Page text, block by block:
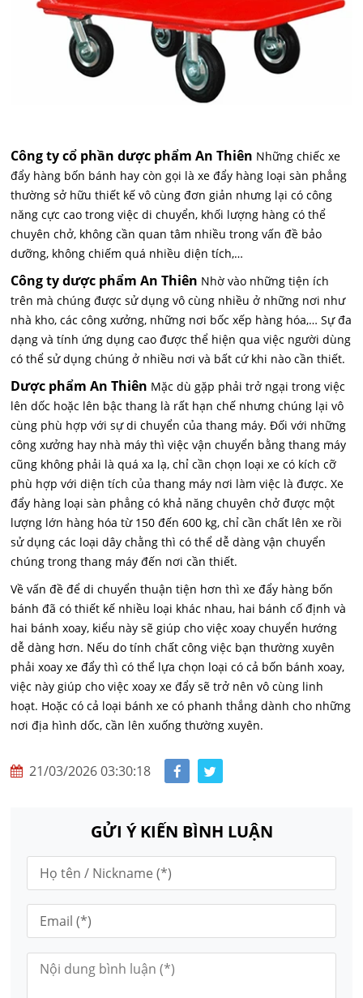
Công ty cổ phần dược phẩm An Thiên Những chiếc xe
đẩy hàng bốn bánh hay còn gọi là xe đẩy hàng loại sàn phẳng
thường sở hữu thiết kế vô cùng đơn giản nhưng lại có công
năng cực cao trong việc di chuyển, khối lượng hàng có thể
chuyên chở, không cần quan tâm nhiều trong vấn đề bảo
dưỡng, không chiếm quá nhiều diện tích,…
Công ty dược phẩm An Thiên Nhờ vào những tiện ích
trên mà chúng được sử dụng vô cùng nhiều ở những nơi như
nhà kho, các công xưởng, những nơi bốc xếp hàng hóa,… Sự đa
dạng và tính ứng dụng cao được thể hiện qua việc người dùng
có thể sử dụng chúng ở nhiều nơi và bất cứ khi nào cần thiết.
Dược phẩm An Thiên Mặc dù gặp phải trở ngại trong việc
lên dốc hoặc lên bậc thang là rất hạn chế nhưng chúng lại vô
cùng phù hợp với sự di chuyển của thang máy. Đối với những
công xưởng hay nhà máy thì việc vận chuyển bằng thang máy
cũng không phải là quá xa lạ, chỉ cần chọn loại xe có kích cỡ
phù hợp với diện tích của thang máy nơi làm việc là được. Xe
đẩy hàng loại sàn phẳng có khả năng chuyên chở được một
lượng lớn hàng hóa từ 150 đến 600 kg, chỉ cần chất lên xe rồi
sử dụng các loại dây chằng thì có thể dễ dàng vận chuyển
chúng trong thang máy đến nơi cần thiết.
Về vấn đề để di chuyển thuận tiện hơn thì xe đẩy hàng bốn
bánh đã có thiết kế nhiều loại khác nhau, hai bánh cố định và
hai bánh xoay, kiểu này sẽ giúp cho việc xoay chuyển hướng
dễ dàng hơn. Nếu do tính chất công việc bạn thường xuyên
phải xoay xe đẩy thì có thể lựa chọn loại có cả bốn bánh xoay,
việc này giúp cho việc xoay xe đẩy sẽ trở nên vô cùng linh
hoạt. Hoặc có cả loại bánh xe có phanh thắng dành cho những
nơi địa hình dốc, cần lên xuống thường xuyên.
21/03/2026 03:30:18
GỬI Ý KIẾN BÌNH LUẬN